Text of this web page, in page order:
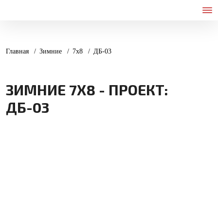
Главная Зимние 7х8 ДБ-03
ЗИМНИЕ 7Х8 - ПРОЕКТ:
ДБ-03